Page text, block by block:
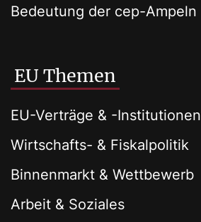
Bedeutung der cep-Ampeln
EU Themen
EU-Verträge & -Institutionen
Wirtschafts- & Fiskalpolitik
Binnenmarkt & Wettbewerb
Arbeit & Soziales